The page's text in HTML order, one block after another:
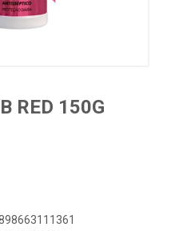
RED 150G